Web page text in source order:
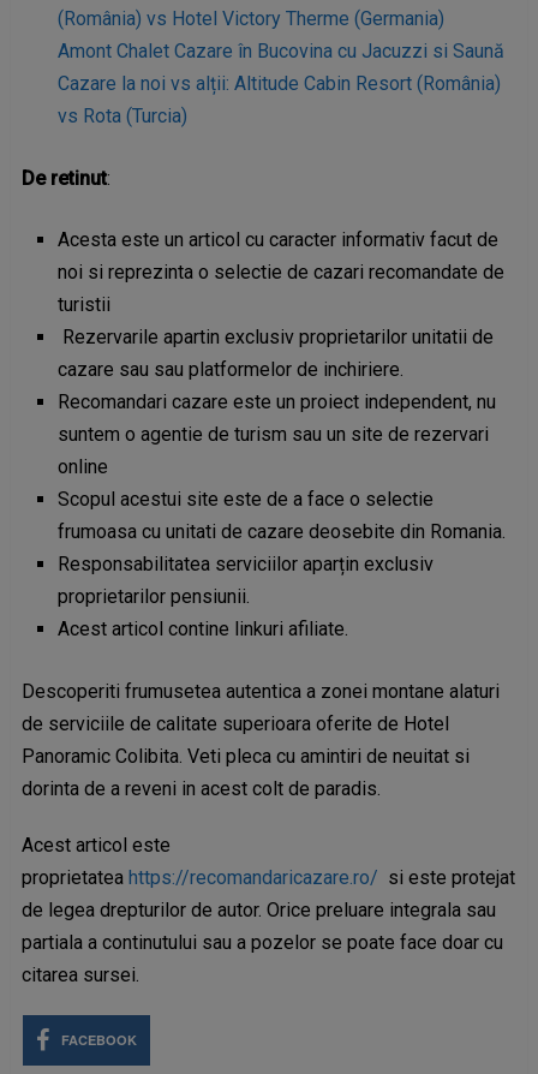
(România) vs Hotel Victory Therme (Germania)
Amont Chalet Cazare în Bucovina cu Jacuzzi si Saună
Cazare la noi vs alții: Altitude Cabin Resort (România)
vs Rota (Turcia)
De retinut:
Acesta este un articol cu caracter informativ facut de
noi si reprezinta o selectie de cazari recomandate de
turistii
Rezervarile apartin exclusiv proprietarilor unitatii de
cazare sau sau platformelor de inchiriere.
Recomandari cazare este un proiect independent, nu
suntem o agentie de turism sau un site de rezervari
online
Scopul acestui site este de a face o selectie
frumoasa cu unitati de cazare deosebite din Romania.
Responsabilitatea serviciilor aparțin exclusiv
proprietarilor pensiunii.
Acest articol contine linkuri afiliate.
Descoperiti frumusetea autentica a zonei montane alaturi
de serviciile de calitate superioara oferite de Hotel
Panoramic Colibita. Veti pleca cu amintiri de neuitat si
dorinta de a reveni in acest colt de paradis.
Acest articol este
proprietatea https://recomandaricazare.ro/ si este protejat
de legea drepturilor de autor. Orice preluare integrala sau
partiala a continutului sau a pozelor se poate face doar cu
citarea sursei.
FACEBOOK